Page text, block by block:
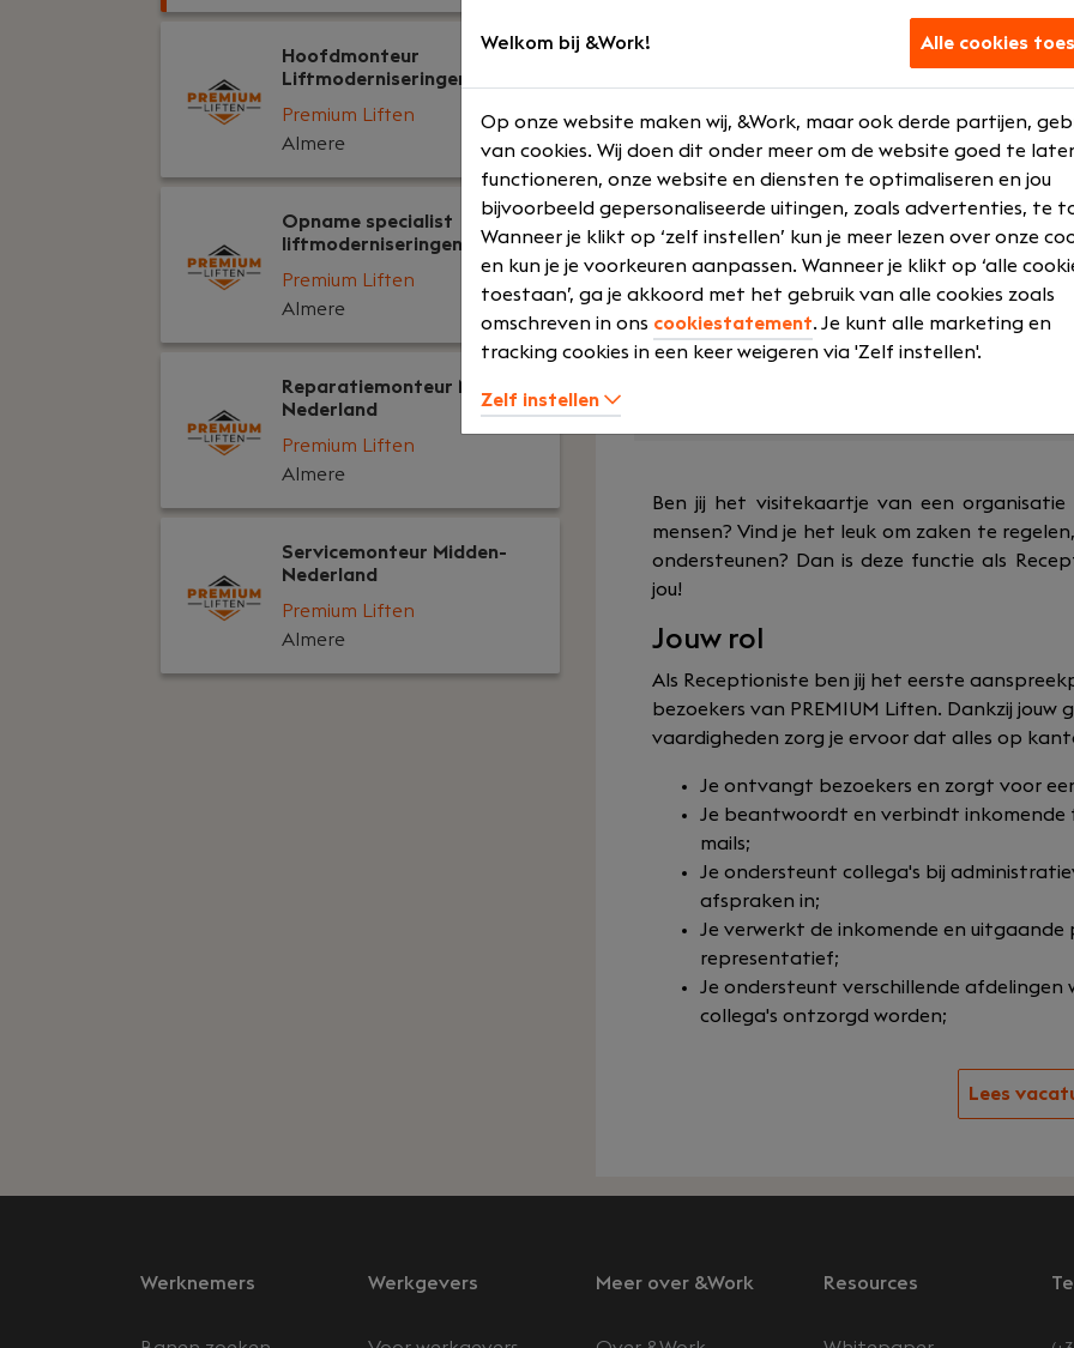
Hoofdmonteur
Liftmoderniseringen
Premium Liften
Almere
Opname specialist
liftmoderniseringen
Premium Liften
Almere
Reparatiemonteur Midden-
Nederland
Premium Liften
Almere
Servicemonteur Midden-
Nederland
Premium Liften
Almere
Premium Liften | Almere
Jouw rol
Overig
Voltijd
MBO
Wat we
€ 3000 - €
Laptop
Ben jij het visitekaartje van een
mensen? Vind je het leuk om zaken te
ondersteunen? Dan is deze functie als
jou!
Jouw rol
Als Receptioniste ben jij het eerste
bezoekers van PREMIUM Liften. Dankzij
vaardigheden zorg je ervoor dat alles op
Je ontvangt bezoekers en zorgt voor
Je beantwoordt en verbindt
mails;
Je ondersteunt collega's bij
afspraken in;
Je verwerkt de inkomende en
representatief;
Je ondersteunt verschillende
collega's ontzorgd worden;
Lees
Werknemers Werkgevers Meer over &Work Resources
Welkom bij &Work! Alle cookies
Op onze website maken wij, &Work, maar ook derde partijen,
van cookies. Wij doen dit onder meer om de website goed te
functioneren, onze website en diensten te optimaliseren en jou
bijvoorbeeld gepersonaliseerde uitingen, zoals advertenties, te
Wanneer je klikt op ‘zelf instellen’ kun je meer lezen over onze
en kun je je voorkeuren aanpassen. Wanneer je klikt op ‘alle
toestaan’, ga je akkoord met het gebruik van alle cookies zoals
omschreven in ons cookiestatement. Je kunt alle marketing en
tracking cookies in een keer weigeren via 'Zelf instellen'.
Zelf instellen